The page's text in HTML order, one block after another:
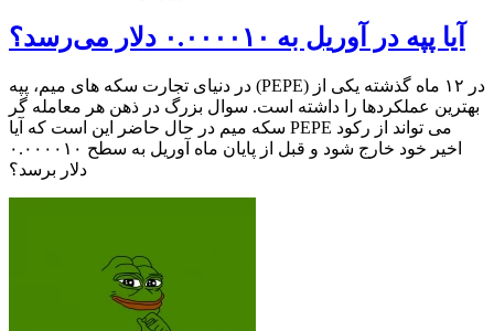
آیا پپه در آوریل به ۰.۰۰۰۰۱۰ دلار می‌رسد؟
در دنیای تجارت سکه های میم، پپه (PEPE) در ۱۲ ماه گذشته یکی از
بهترین عملکردها را داشته است. سوال بزرگ در ذهن هر معامله گر
سکه میم در حال حاضر این است که آیا PEPE می تواند از رکود
اخیر خود خارج شود و قبل از پایان ماه آوریل به سطح ۰.۰۰۰۰۱۰
دلار برسد؟